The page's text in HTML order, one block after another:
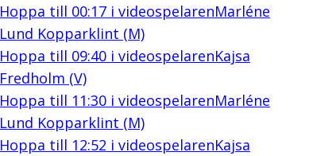
Hoppa till 00:17i videospelarenMarléne
Lund Kopparklint (M)
Hoppa till 09:40i videospelarenKajsa
Fredholm (V)
Hoppa till 11:30i videospelarenMarléne
Lund Kopparklint (M)
Hoppa till 12:52 i videospelarenKajsa